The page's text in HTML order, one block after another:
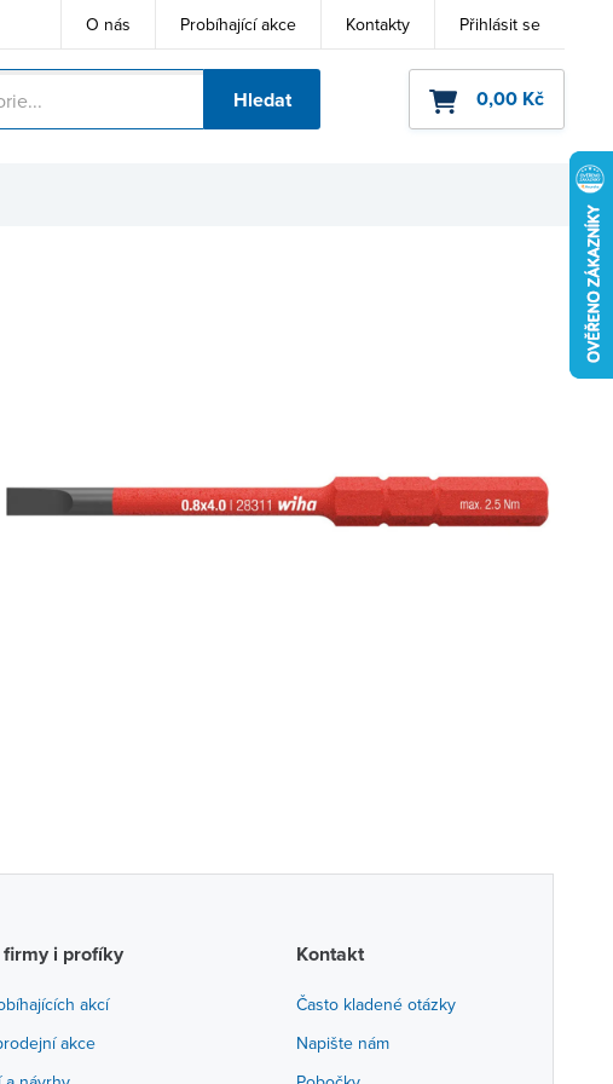
O nás Probíhající akce Kontakty Přihlásit se
Hledat 0,00 Kč
i profíky
akcí
akce
Kontakt
Často kladené otázky
Napište nám